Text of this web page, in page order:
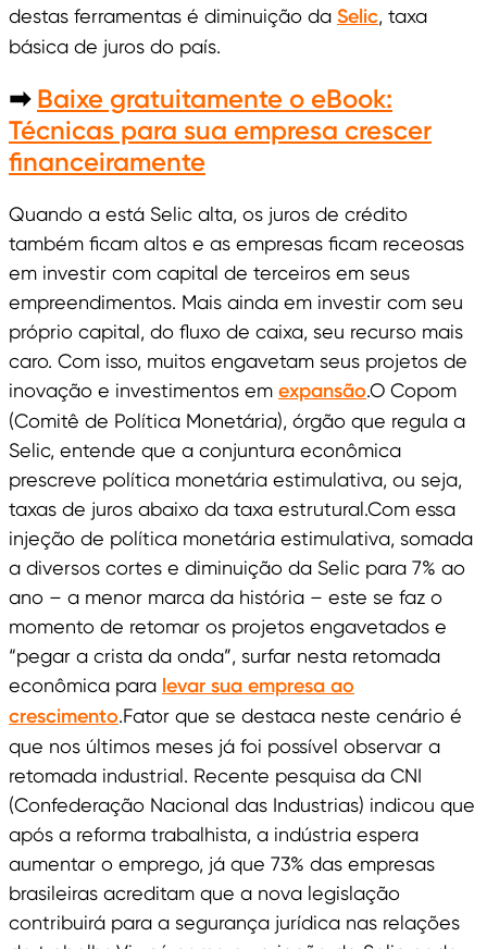
destas ferramentas é diminuição da Selic, taxa
básica de juros do país.
➡ Baixe gratuitamente o eBook:
Técnicas para sua empresa crescer
financeiramente
Quando a está Selic alta, os juros de crédito
também ficam altos e as empresas ficam receosas
em investir com capital de terceiros em seus
empreendimentos. Mais ainda em investir com seu
próprio capital, do fluxo de caixa, seu recurso mais
caro. Com isso, muitos engavetam seus projetos de
inovação e investimentos em expansão.O Copom
(Comitê de Política Monetária), órgão que regula a
Selic, entende que a conjuntura econômica
prescreve política monetária estimulativa, ou seja,
taxas de juros abaixo da taxa estrutural.Com essa
injeção de política monetária estimulativa, somada
a diversos cortes e diminuição da Selic para 7% ao
ano – a menor marca da história – este se faz o
momento de retomar os projetos engavetados e
“pegar a crista da onda”, surfar nesta retomada
econômica para levar sua empresa ao
crescimento.Fator que se destaca neste cenário é
que nos últimos meses já foi possível observar a
retomada industrial. Recente pesquisa da CNI
(Confederação Nacional das Industrias) indicou que
após a reforma trabalhista, a indústria espera
aumentar o emprego, já que 73% das empresas
brasileiras acreditam que a nova legislação
contribuirá para a segurança jurídica nas relações